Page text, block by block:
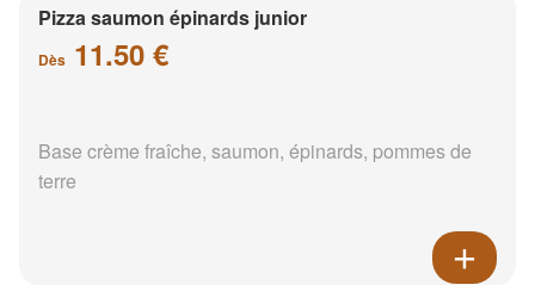
Pizza saumon épinards junior
Dès 11.50 €
Base crème fraîche, saumon, épinards, pommes de
terre